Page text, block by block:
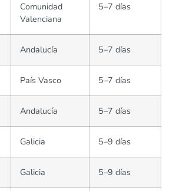
Comunidad
Valenciana
5–7 días
Andalucía 5–7 días
País Vasco 5–7 días
Andalucía 5–7 días
Galicia 5–9 días
Galicia 5–9 días